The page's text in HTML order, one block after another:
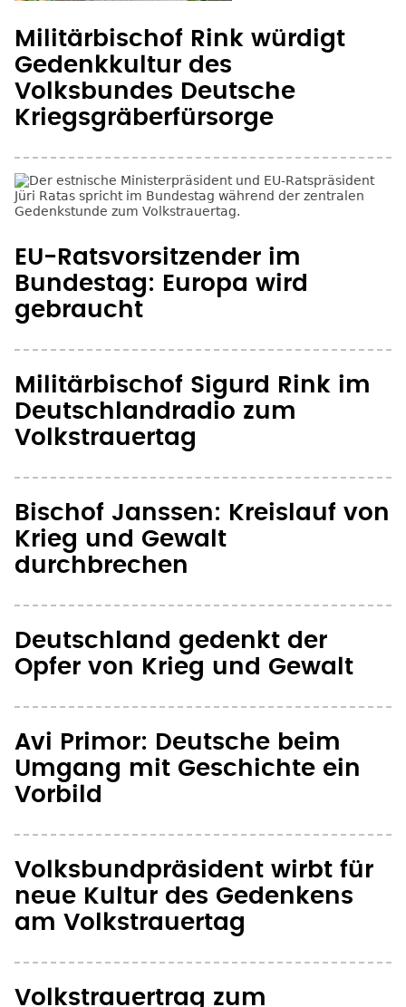
Gedenkkultur des
Volksbundes Deutsche
Kriegsgräberfürsorge
EU-Ratsvorsitzender im
Bundestag: Europa wird
gebraucht
Militärbischof Sigurd Rink im
Deutschlandradio zum
Volkstrauertag
Bischof Janssen: Kreislauf von
Krieg und Gewalt
durchbrechen
Deutschland gedenkt der
Opfer von Krieg und Gewalt
Avi Primor: Deutsche beim
Umgang mit Geschichte ein
Vorbild
Volksbundpräsident wirbt für
neue Kultur des Gedenkens
am Volkstrauertag
Volkstrauertrag zum
Gedenken an Kriegsopfer